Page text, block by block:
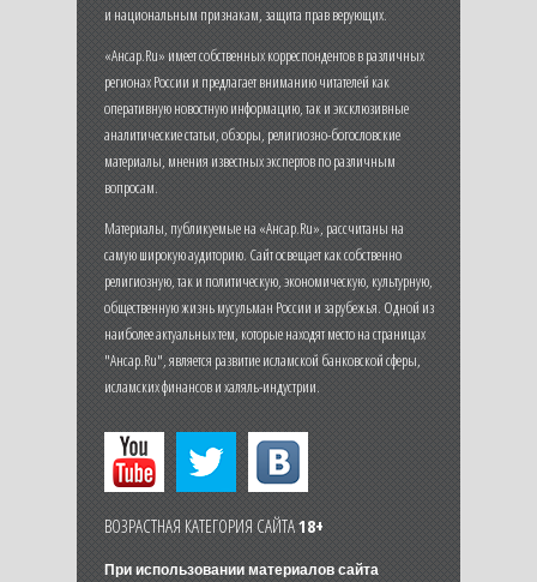
и национальным признакам, защита прав верующих.
«Ансар.Ru» имеет собственных корреспондентов в различных
регионах России и предлагает вниманию читателей как
оперативную новостную информацию, так и эксклюзивные
аналитические статьи, обзоры, религиозно-богословские
материалы, мнения известных экспертов по различным
вопросам.
Материалы, публикуемые на «Ансар.Ru», рассчитаны на
самую широкую аудиторию. Сайт освещает как собственно
религиозную, так и политическую, экономическую, культурную,
общественную жизнь мусульман России и зарубежья. Одной из
наиболее актуальных тем, которые находят место на страницах
"Ансар.Ru", является развитие исламской банковской сферы,
исламских финансов и халяль-индустрии.
ВОЗРАСТНАЯ КАТЕГОРИЯ САЙТА18+
При использовании материалов сайта